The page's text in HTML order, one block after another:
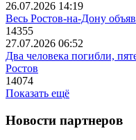
26.07.2026 14:19
Весь Ростов-на-Дону
14355
27.07.2026 06:52
Два человека погибли,
Ростов
14074
Показать ещё
Новости партнеров